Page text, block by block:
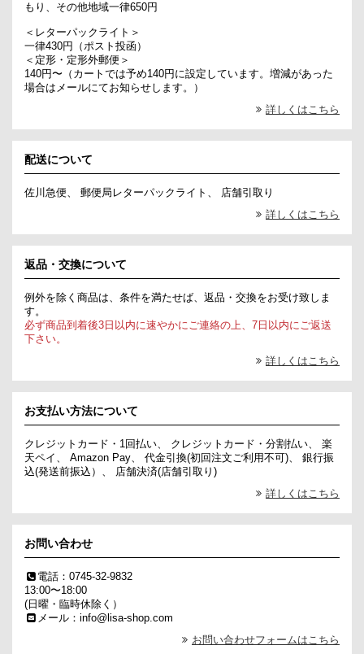
もり、その他地域一律650円
＜レターパックライト＞
一律430円（ポスト投函）
＜定形・定形外郵便＞
140円〜（カートでは予め140円に設定しています。増減があった
場合はメールにてお知らせします。）
詳しくはこちら
配送について
佐川急便、 郵便局レターパックライト、 店舗引取り
詳しくはこちら
返品・交換について
例外を除く商品は、条件を満たせば、返品・交換をお受け致しま
す。
必ず商品到着後3日以内に速やかにご連絡の上、7日以内にご返送
下さい。
詳しくはこちら
お支払い方法について
クレジットカード・1回払い、 クレジットカード・分割払い、 楽
天ペイ、 Amazon Pay、 代金引換(初回注文ご利用不可)、 銀行振
込(発送前振込）、 店舗決済(店舗引取り)
詳しくはこちら
お問い合わせ
電話：0745-32-9832
13:00〜18:00
(日曜・臨時休除く）
メール：info@lisa-shop.com
お問い合わせフォームはこちら